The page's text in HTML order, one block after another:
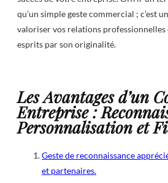
qu’un simple geste commercial ; c’est
valoriser vos relations professionnelles
esprits par son originalité.
Les Avantages d’un
Entreprise :
Personnalisation et
Geste de reconnaissance
et partenaires.